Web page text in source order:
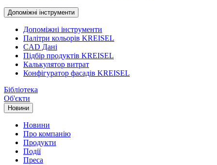
Допоміжні інструменти
Допоміжні інструменти
Палітри кольорів KREISEL
CAD Дані
Підбір продуктів KREISEL
Калькулятор витрат
Конфігуратор фасадів KREISEL
Бібліотека
Об'єкти
Новини
Новини
Про компанію
Продукти
Події
Преса